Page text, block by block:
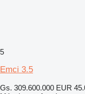
5
Emci 3.5
Gs. 309.600.000 EUR